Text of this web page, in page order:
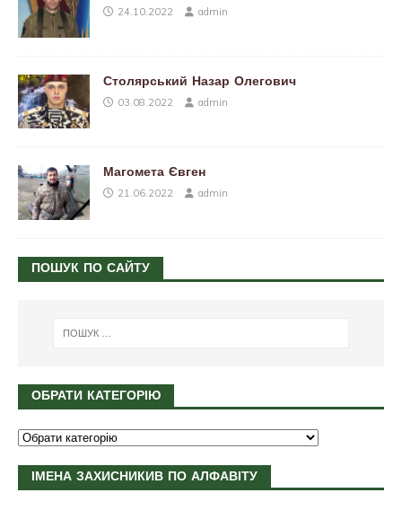
24.10.2022 admin
Столярський Назар Олегович
03.08.2022 admin
Магомета Євген
21.06.2022 admin
ПОШУК ПО САЙТУ
ОБРАТИ КАТЕГОРІЮ
ІМЕНА ЗАХИСНИКИВ ПО АЛФАВІТУ